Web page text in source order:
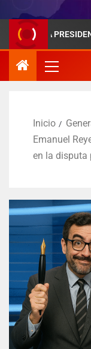
PRESIDENCIAL EN
Inicio
Emanuel
en la disputa